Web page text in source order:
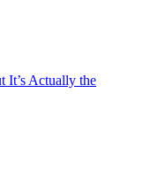
It’s Actually the